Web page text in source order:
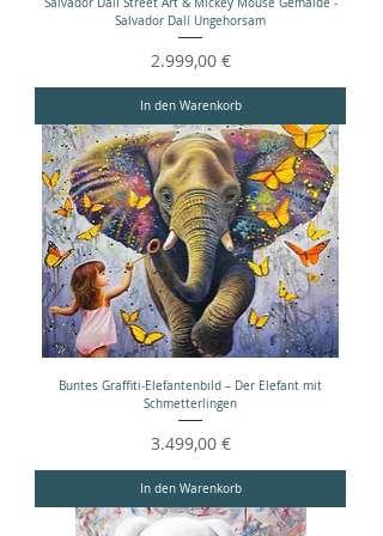
Salvador Dalí Ungehorsam
Preis
2.999,00 €
In den Warenkorb
Buntes Graffiti-Elefantenbild – Der Elefant mit
Schmetterlingen
Preis
3.499,00 €
In den Warenkorb